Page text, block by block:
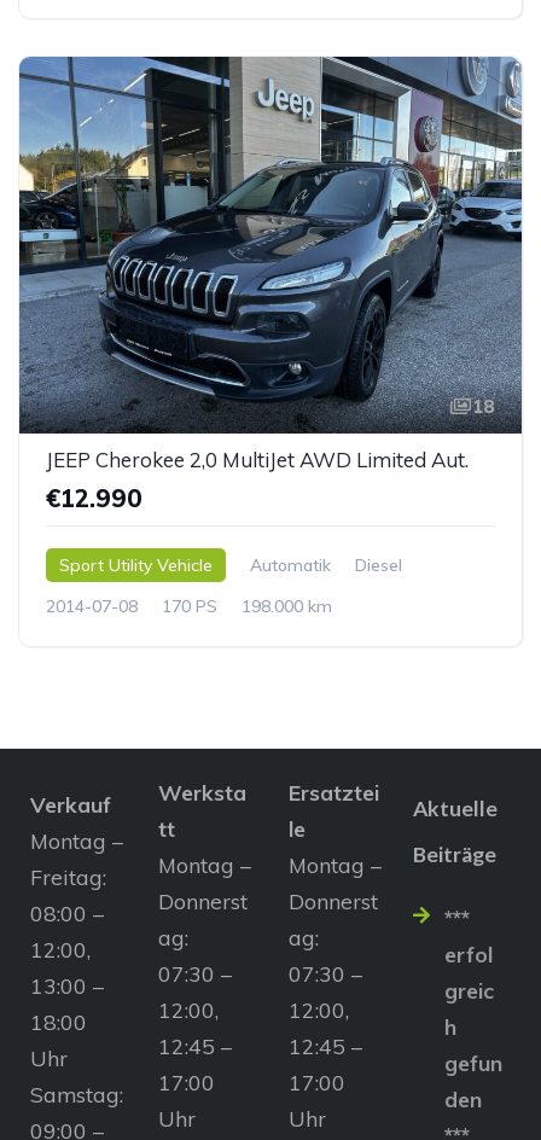
18
JEEP Cherokee 2,0 MultiJet AWD Limited Aut.
€12.990
Sport Utility Vehicle Automatik
Diesel
2014-07-08
170 PS 198.000 km
Verkauf
Montag –
Freitag:
08:00 –
12:00,
13:00 –
18:00
Uhr
Samstag:
09:00 –
Werksta
tt
Montag –
Donnerst
ag:
07:30 –
12:00,
12:45 –
17:00
Uhr
Ersatztei
le
Montag –
Donnerst
ag:
07:30 –
12:00,
12:45 –
17:00
Uhr
Aktuelle
Beiträge
***
erfol
greic
h
gefun
den